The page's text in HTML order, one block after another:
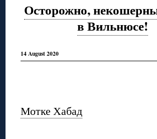
Осторожно,
в Вильнюсе!
14 August 2020
Мотке Хабад